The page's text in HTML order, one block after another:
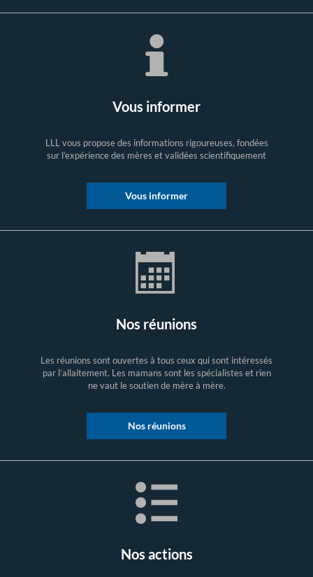
Vous informer
LLL vous propose des informations rigoureuses, fondées
sur l’expérience des mères et validées scientifiquement
Vous informer
Nos réunions
Les réunions sont ouvertes à tous ceux qui sont intéressés
par l’allaitement. Les mamans sont les spécialistes et rien
ne vaut le soutien de mère à mère.
Nos réunions
Nos actions